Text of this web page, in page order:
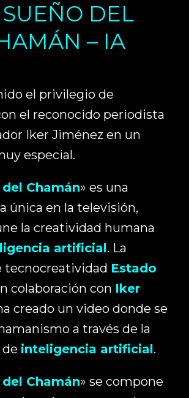
SUEÑO DEL
– IA
el privilegio de
el reconocido periodista
Iker Jiménez en un
especial.
del Chamán» es una
única en la televisión,
la creatividad humana
artificial. La
tecnocreatividad Estado
colaboración con Iker
creado un video donde se
a través de la
inteligencia artificial.
del Chamán» se compone